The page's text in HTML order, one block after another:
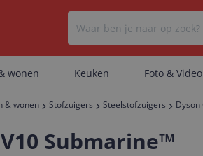
wonen Keuken Foto & Video
& wonen Stofzuigers Steelstofzuigers
Submarine™